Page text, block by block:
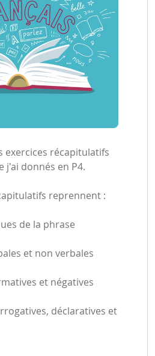
exercices récapitulatifs
j'ai donnés en P4.
reprennent :
de la phrase
et non verbales
et négatives
déclaratives et